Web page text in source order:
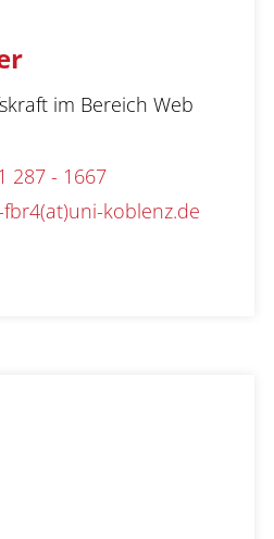
im Bereich Web
287 - 1667
koblenz.de